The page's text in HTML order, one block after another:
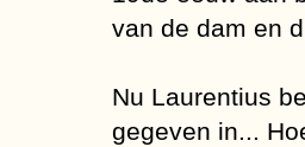
van de dam en
Nu Laurentius
gegeven in...